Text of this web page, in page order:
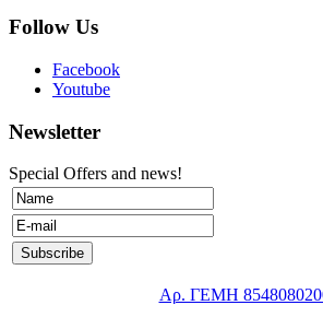
Follow Us
Facebook
Youtube
Newsletter
Special Offers and news!
Αρ. ΓΕΜΗ